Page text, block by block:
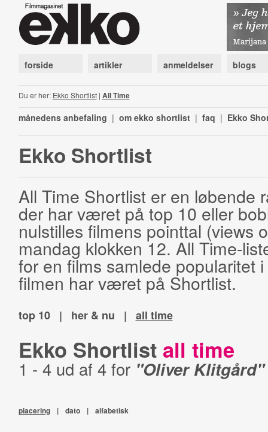
forside artikler anmeldelser blogs
Du er her: Ekko Shortlist| All Time
månedens anbefaling | om ekko shortlist | faq | Ekko
Ekko Shortlist
All Time Shortlist er en løbende
der har været på top 10 eller
nulstilles filmens pointtal (views
mandag klokken 12. All Time-
for en films samlede popularitet
filmen har været på Shortlist.
top 10 | her & nu | all time
Ekko Shortlist all time
1 - 4 ud af 4 for "Oliver Klitgård"
placering | dato | alfabetisk